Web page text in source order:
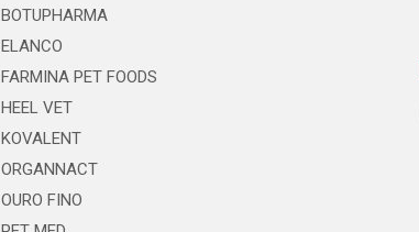
BOTUPHARMA
ELANCO
FARMINA PET FOODS
HEEL VET
KOVALENT
ORGANNACT
OURO FINO